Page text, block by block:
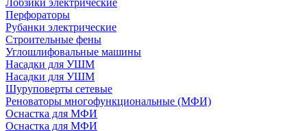
Лобзики электрические
Перфораторы
Рубанки электрические
Строительные фены
Углошлифовальные машины
Насадки для УШМ
Насадки для УШМ
Шуруповерты сетевые
Реноваторы многофункциональные (МФИ)
Оснастка для МФИ
Оснастка для МФИ